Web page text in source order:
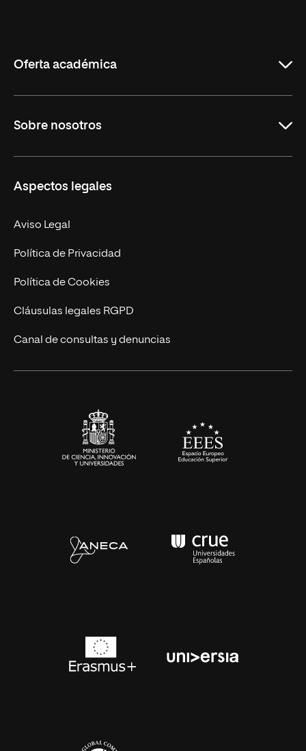
Oferta académica
Másteres Oficiales
Doctorados
Experto Universitario
Postgrados
Cursos Universitarios
Sobre nosotros
Facultades
Nuestro Equipo
Trabaja en UNIR
Actualidad
UNIR Revista
Eventos
Aspectos legales
Aviso Legal
Política de Privacidad
Política de Cookies
Cláusulas legales RGPD
Canal de consultas y denuncias